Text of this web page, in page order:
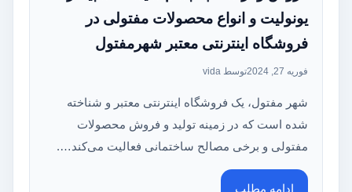
یونولیت و انواع محصولات مفتولی در
فروشگاه اینترنتی معتبر شهرمفتول
فوریه 27, 2024 توسط vida
شهر مفتول، یک فروشگاه اینترنتی معتبر و شناخته
شده است که در زمینه تولید و فروش محصولات
مفتولی و برخی مصالح ساختمانی فعالیت می‌کند….
ادامه مطلب